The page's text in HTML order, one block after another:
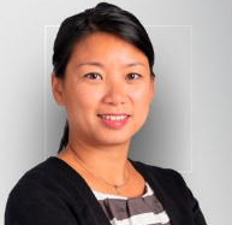
Visie
Team